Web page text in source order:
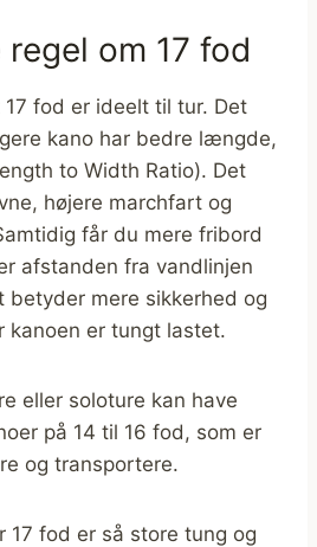
om 17 fod
fod er ideelt til tur. Det
kano har bedre længde,
to Width Ratio). Det
højere marchfart og
får du mere fribord
afstanden fra vandlinjen
mere sikkerhed og
kanoen er tungt lastet.
eller soloture kan have
på 14 til 16 fod, som er
og transportere.
17 fod er så store tung og